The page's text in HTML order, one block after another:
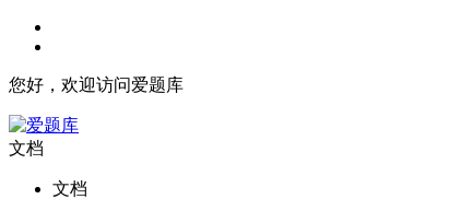
您好，欢迎访问爱题库
文档
文档